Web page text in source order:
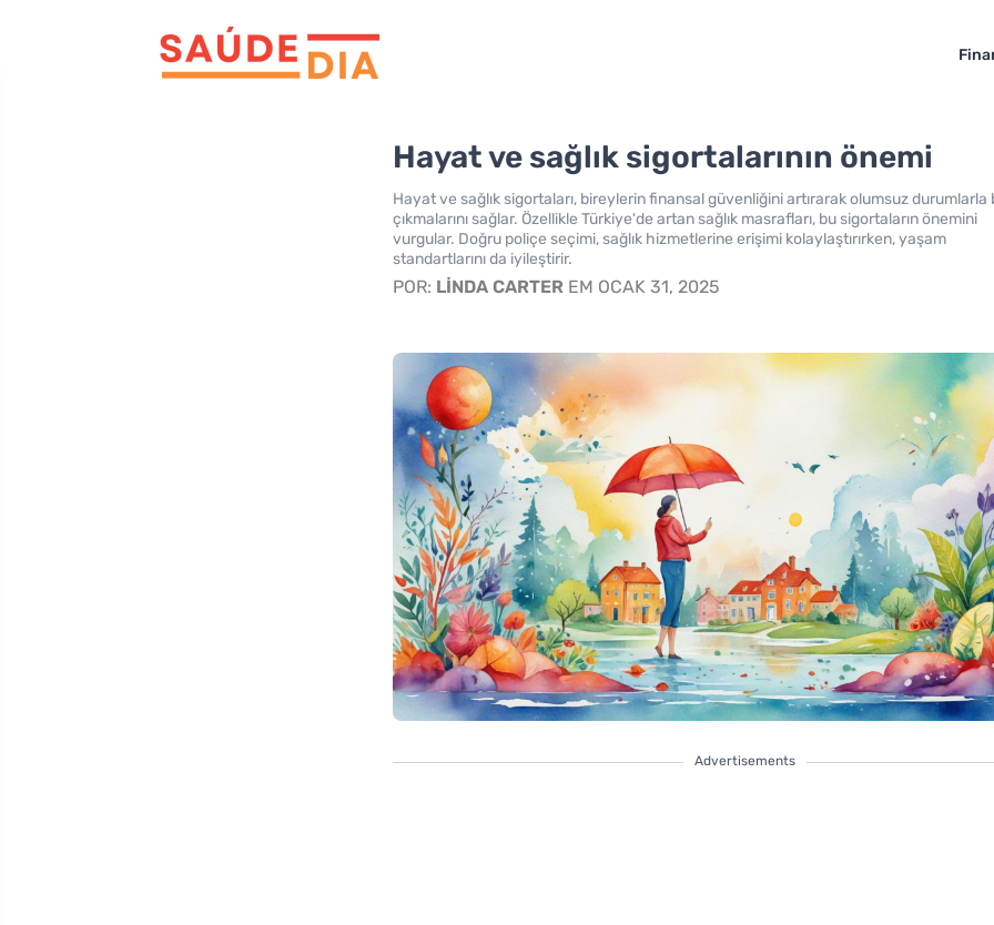
Hayat ve sağlık sigortalarının önemi
Hayat ve sağlık sigortaları, bireylerin finansal güvenliğini artırarak olumsuz durumlarla
çıkmalarını sağlar. Özellikle Türkiye'de artan sağlık masrafları, bu sigortaların önemini
vurgular. Doğru poliçe seçimi, sağlık hizmetlerine erişimi kolaylaştırırken, yaşam
standartlarını da iyileştirir.
POR: LINDA CARTER EM OCAK 31, 2025
Advertisements